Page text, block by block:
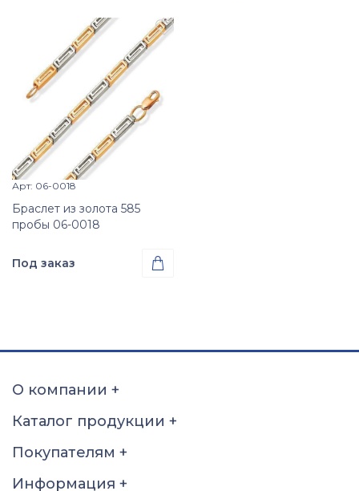

 Просмотр изделия
Арт: 06-0018
Браслет из золота 585
пробы 06-0018
Под заказ 
19 19.5 20
20.5
О компании +
Каталог продукции +
Покупателям +
Информация +